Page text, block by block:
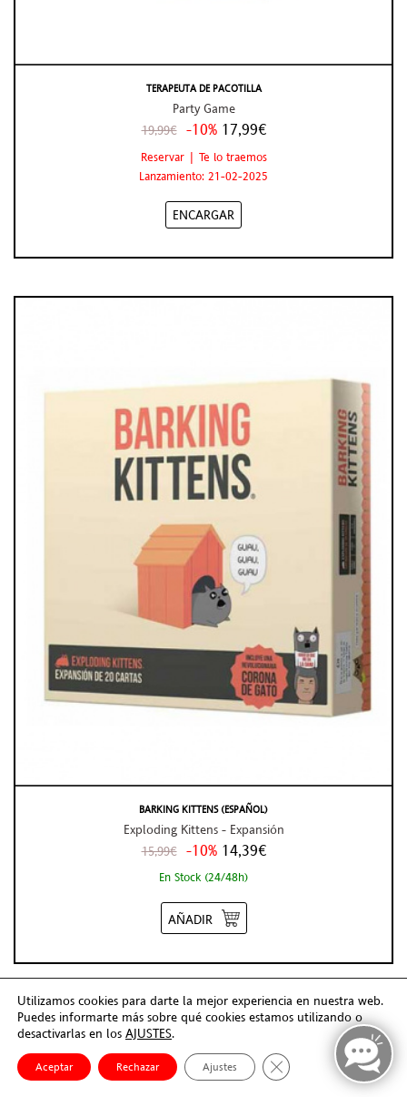
TERAPEUTA DE PACOTILLA
Party Game
19,99€ -10% 17,99€
Reservar | Te lo traemos
Lanzamiento: 21-02-2025
ENCARGAR
BARKING KITTENS (ESPAÑOL)
Exploding Kittens - Expansión
15,99€ -10% 14,39€
En Stock (24/48h)
AÑADIR
Utilizamos cookies para darte la mejor experiencia en nuestra web.
Puedes informarte más sobre qué cookies estamos utilizando o
desactivarlas en los AJUSTES.
Aceptar Rechazar Ajustes Cerrar el banner de